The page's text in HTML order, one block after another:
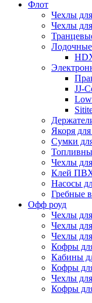
Флот
Чехлы
Чехлы
JJ-
Якоря
Сумки
Чехлы
Клей ПВХ
Насосы
Гребные
Офф роуд
Чехлы
Чехлы
Чехлы
Кофры
Кабины
Кофры
Чехлы
Кофры